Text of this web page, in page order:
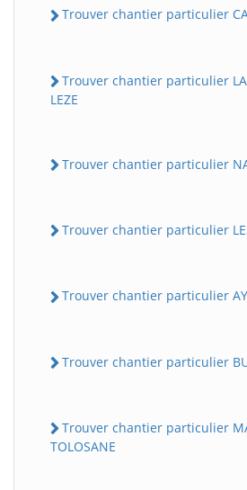
Trouver chantier particulier
Trouver chantier particulier
LEZE
Trouver chantier particulier
Trouver chantier particulier
Trouver chantier particulier
Trouver chantier particulier
Trouver chantier particulier
TOLOSANE